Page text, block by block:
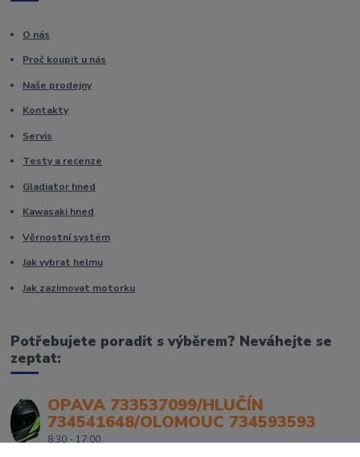
O nás
Proč koupit u nás
Naše prodejny
Kontakty
Servis
Testy a recenze
Gladiator hned
Kawasaki hned
Věrnostní systém
Jak vybrat helmu
Jak zazimovat motorku
Potřebujete poradit s výběrem? Neváhejte se
zeptat:
OPAVA 733537099/HLUČÍN
734541648/OLOMOUC 734593593
8:30 - 17:00